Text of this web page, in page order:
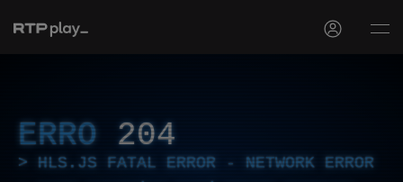
ERRO 204
HLS.JS FATAL ERROR - NETWORK ERROR